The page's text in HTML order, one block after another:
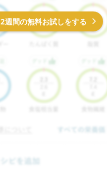
2週間の無料お試しをする